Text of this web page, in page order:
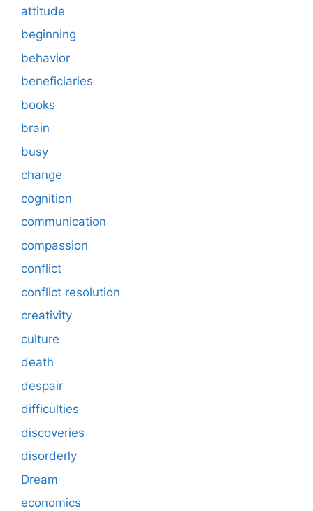
attitude
beginning
behavior
beneficiaries
books
brain
busy
change
cognition
communication
compassion
conflict
conflict resolution
creativity
culture
death
despair
difficulties
discoveries
disorderly
Dream
economics